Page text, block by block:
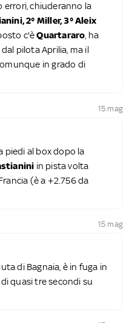
errori, chiuderanno la
2° Miller, 3° Aleix
c'èQuartararo , ha
pilota Aprilia, ma il
in grado di
15 mag
piedi al box dopo la
in pista volta
(è a +2.756 da
15 mag
di Bagnaia, è in fuga in
quasi tre secondi su